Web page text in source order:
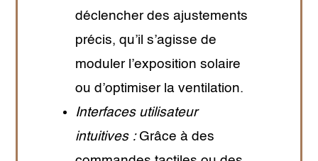
déclencher des ajustements
précis, qu’il s’agisse de
moduler l’exposition solaire
ou d’optimiser la ventilation.
Interfaces utilisateur
intuitives :Grâce à des